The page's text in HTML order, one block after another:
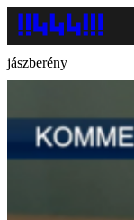
jászberény